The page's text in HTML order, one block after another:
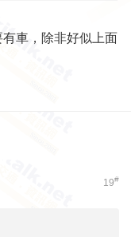
車，除非好似上面
19#